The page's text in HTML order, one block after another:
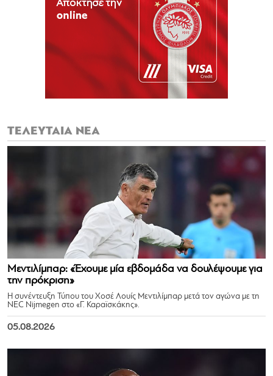
ΤΕΛΕΥΤΑΙΑ ΝΕΑ
Μεντιλίμπαρ: «Έχουμε μία εβδομάδα να δουλέψουμε για
την πρόκριση»
Η συνέντευξη Τύπου του Χοσέ Λουίς Μεντιλίμπαρ μετά τον αγώνα με τη
NEC Nijmegen στο «Γ. Καραϊσκάκης».
05.08.2026